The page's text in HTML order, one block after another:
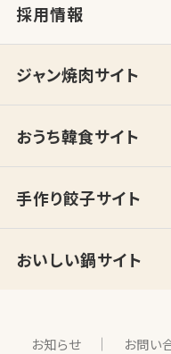
採用情報
ジャン焼肉サイト
おうち韓食サイト
手作り餃子サイト
おいしい鍋サイト
お知らせ お問い